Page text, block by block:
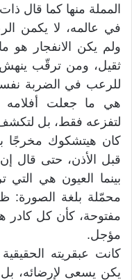
المملة منها كما قال
في عالمه، لا يكمن
ولم يكن الانفجار
ثقيل، ومن ترقّب
للرعب في الضربة
هي ما جعلت أفلامه
لتفزعه فقط، بل
كان هيتشكوك مخرجًا
قبل الأذن، حتى قال
بينما العيون هي التي
محمّلة بلغة الصورة:
مفتوحة، كأن كل كادر
مؤجل.
كانت عبقريته
يكن يسعى لإرضائه، بل